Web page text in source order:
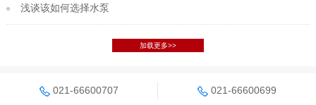
浅谈该如何选择水泵
加载更多>>
021-66600707 021-66600699